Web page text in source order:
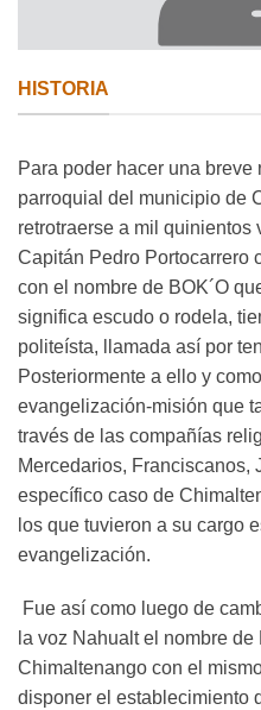
HISTORIA
Para poder hacer una
parroquial del municipio de
retrotraerse a mil quinientos
Capitán Pedro Portocarrero
con el nombre de BOK´O
significa escudo o rodela,
politeísta, llamada así por
Posteriormente a ello y
evangelización-misión que
través de las compañías
Mercedarios, Franciscanos,
específico caso de
los que tuvieron a su cargo
evangelización.
Fue así como luego de
la voz Nahualt el nombre
Chimaltenango con el
disponer el establecimiento